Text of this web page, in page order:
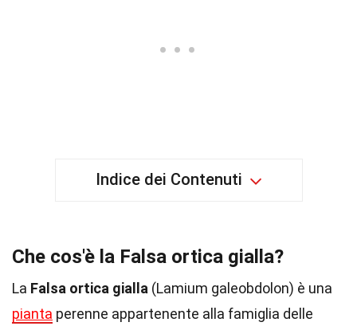
Indice dei Contenuti
Che cos'è la Falsa ortica gialla?
La Falsa ortica gialla (Lamium galeobdolon) è una
pianta perenne appartenente alla famiglia delle